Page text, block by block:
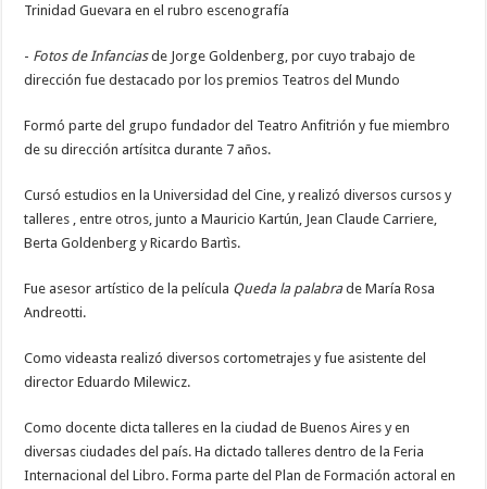
Trinidad Guevara en el rubro escenografía
- Fotos de Infanciasde Jorge Goldenberg, por cuyo trabajo de
dirección fue destacado por los premios Teatros del Mundo
Formó parte del grupo fundador del Teatro Anfitrión y fue miembro
de su dirección artísitca durante 7 años.
Cursó estudios en la Universidad del Cine, y realizó diversos cursos y
talleres , entre otros, junto a Mauricio Kartún, Jean Claude Carriere,
Berta Goldenberg y Ricardo Bartìs.
Fue asesor artístico de la película Queda la palabrade María Rosa
Andreotti.
Como videasta realizó diversos cortometrajes y fue asistente del
director Eduardo Milewicz.
Como docente dicta talleres en la ciudad de Buenos Aires y en
diversas ciudades del país. Ha dictado talleres dentro de la Feria
Internacional del Libro. Forma parte del Plan de Formación actoral en